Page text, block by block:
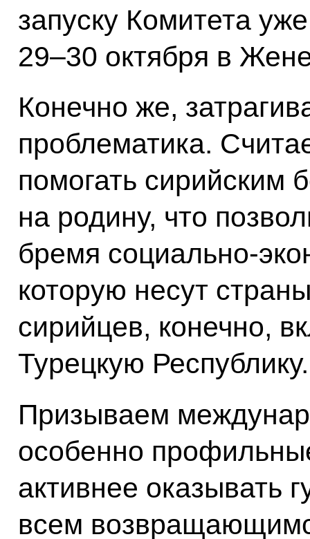
запуску Комитета
29–30 октября в
Конечно же,
проблематика.
помогать сирийским
на родину, что
бремя социально-
которую несут
сирийцев, конечно,
Турецкую Республику.
Призываем
особенно
активнее оказывать
всем